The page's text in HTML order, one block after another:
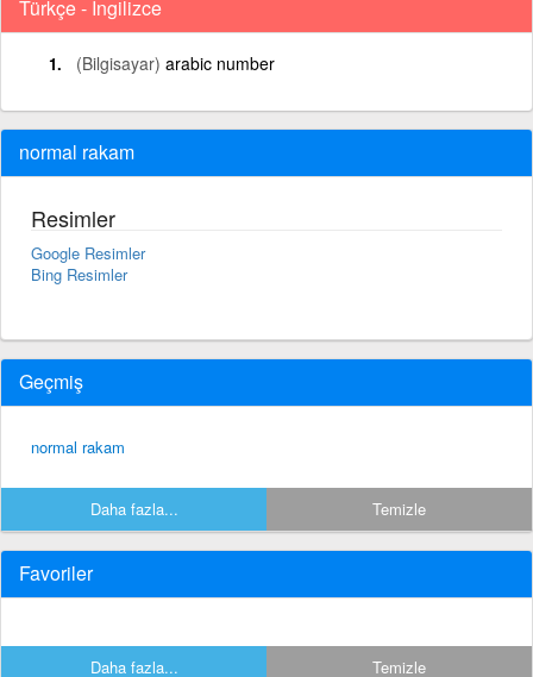
Türkçe - İngilizce
(Bilgisayar) arabic number
normal rakam
Resimler
Google Resimler
Bing Resimler
Geçmiş
normal rakam
Daha fazla... Temizle
Favoriler
Daha fazla... Temizle